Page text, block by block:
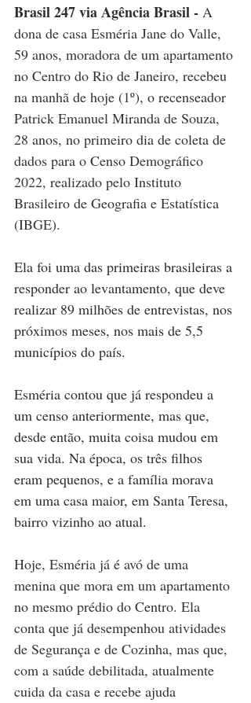
Brasil 247 via Agência Brasil - A
dona de casa Esméria Jane do Valle,
59 anos, moradora de um apartamento
no Centro do Rio de Janeiro, recebeu
na manhã de hoje (1º), o recenseador
Patrick Emanuel Miranda de Souza,
28 anos, no primeiro dia de coleta de
dados para o Censo Demográfico
2022, realizado pelo Instituto
Brasileiro de Geografia e Estatística
(IBGE).
Ela foi uma das primeiras brasileiras a
responder ao levantamento, que deve
realizar 89 milhões de entrevistas, nos
próximos meses, nos mais de 5,5
municípios do país.
Esméria contou que já respondeu a
um censo anteriormente, mas que,
desde então, muita coisa mudou em
sua vida. Na época, os três filhos
eram pequenos, e a família morava
em uma casa maior, em Santa Teresa,
bairro vizinho ao atual.
Hoje, Esméria já é avó de uma
menina que mora em um apartamento
no mesmo prédio do Centro. Ela
conta que já desempenhou atividades
de Segurança e de Cozinha, mas que,
com a saúde debilitada, atualmente
cuida da casa e recebe ajuda